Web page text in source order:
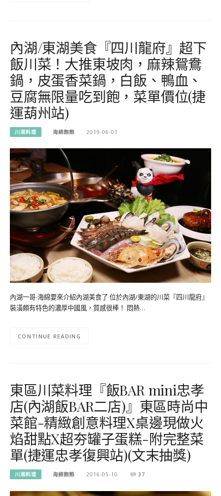
內湖/東湖美食『四川龍府』超下
飯川菜！大推東坡肉，麻辣鴛鴦
鍋，皮蛋香菜鍋，白飯、鴨血、
豆腐無限量吃到飽，菜單價位(捷
運葫州站)
川湘料理 海綿飽飽 2019-06-01
內湖一哥-海綿要來介紹內湖美食了 位於內湖/東湖的川菜『四川龍府』
裝潢頗有特色的濃厚中國風，質感很棒！ 悶熱…
CONTINUE READING
東區川菜料理『飯BAR mini忠孝
店(內湖飯BAR二店)』東區時尚中
菜館-精緻創意料理X桌邊現做火
焰甜點X超夯罐子蛋糕-附完整菜
單(捷運忠孝復興站)(文末抽獎)
川湘料理 海綿飽飽 2016-05-10 37